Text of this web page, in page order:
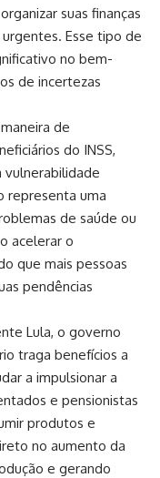
suas finanças
Esse tipo de
no bem-
de incertezas
de
do INSS,
representa uma
de saúde ou
acelerar o
que mais pessoas
pendências
Lula, o governo
traga benefícios a
a impulsionar a
e pensionistas
produtos e
no aumento da
e gerando